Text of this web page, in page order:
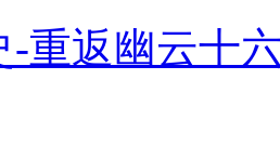
-重返幽云十